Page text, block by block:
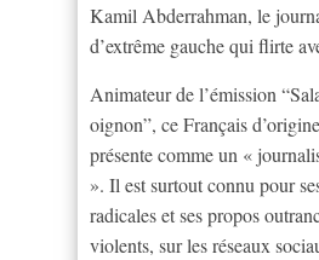
Kamil Abderrahman, le
d’extrême gauche qui flirte
Animateur de l’émission
oignon”, ce Français
présente comme un «
». Il est surtout connu pour
radicales et ses propos
violents, sur les réseaux